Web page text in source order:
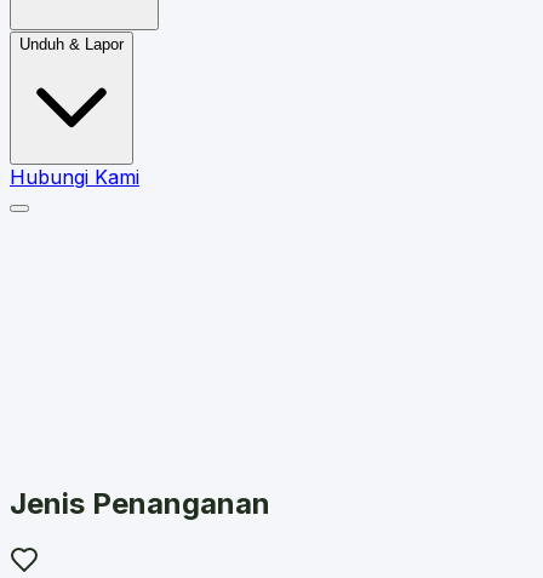
Unduh & Lapor
Hubungi Kami
Jenis Penanganan